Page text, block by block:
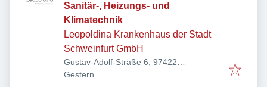
Sanitär-, Heizungs- und
Klimatechnik
Leopoldina Krankenhaus der Stadt
Schweinfurt GmbH
Gustav-Adolf-Straße 6, 97422
Schweinfurt, Deutschland
Veröffentlicht
Gestern